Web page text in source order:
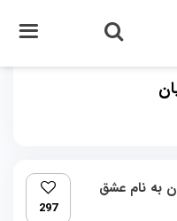
به نام عشق
297